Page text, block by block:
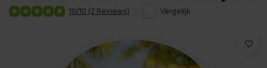
10/10 (2 Reviews) Vergelijk